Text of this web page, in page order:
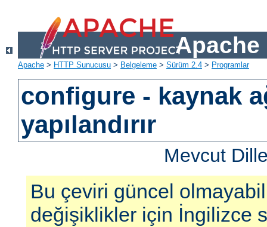
Apache
Apache > HTTP Sunucusu > Belgeleme > Sürüm 2.4 > Programlar
configure - kaynak
yapılandırır
Mevcut
Bu çeviri güncel
değişiklikler için İngilizce